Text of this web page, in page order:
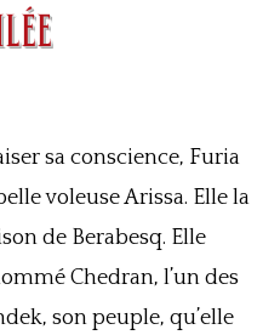
sa conscience, Furia
voleuse Arissa. Elle la
de Berabesq. Elle
Chedran, l’un des
son peuple, qu’elle